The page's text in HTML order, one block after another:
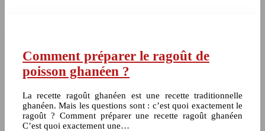
Comment préparer le ragoût de
poisson ghanéen ?
La recette ragoût ghanéen est une recette traditionnelle
ghanéen. Mais les questions sont : c’est quoi exactement le
ragoût ? Comment préparer une recette ragoût ghanéen
C’est quoi exactement une…